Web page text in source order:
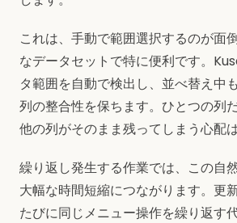
これは、手動で範囲選択するのが面
なデータセットで特に便利です。
タ範囲を自動で検出し、並べ替え中
列の整合性を保ちます。ひとつの列
他の列がそのまま残ってしまう心配
繰り返し発生する作業では、この自
大幅な時間短縮につながります。更
たびに同じメニュー操作を繰り返す